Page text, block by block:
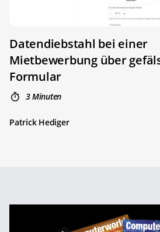
Datendiebstahl bei einer
Mietbewerbung über
Formular
3 Minuten
Patrick Hediger